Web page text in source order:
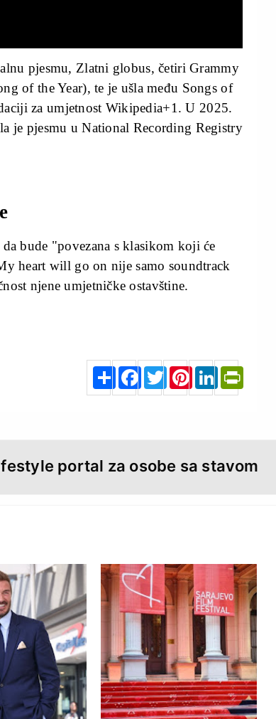
pjesmu, Zlatni globus, četiri Grammy
of the Year), te je ušla među Songs of
za umjetnost Wikipedia+1. U 2025.
je pjesmu u National Recording Registry
bude "povezana s klasikom koji će
heart will go on nije samo soundtrack
njene umjetničke ostavštine.
S
ha
e
F
a
b
o
o
k
T
w
e
r
P
re
s
t
L
d
I
n
portal za osobe sa stavom